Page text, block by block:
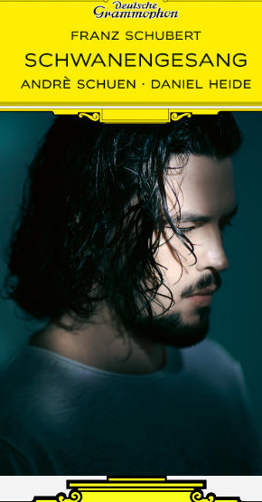
WOLF
MARTIN
SCHUMANN,
LIEDERKREIS
OP. 24
SECHS
MONOLOGE
AUS
JEDERMANN
GESÄNGE